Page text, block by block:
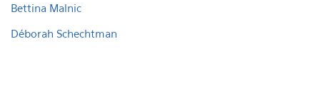
Bettina Malnic
Déborah Schechtman